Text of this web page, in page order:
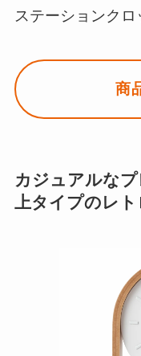
ステーションク
商
カジュアルな
上タイプのレ